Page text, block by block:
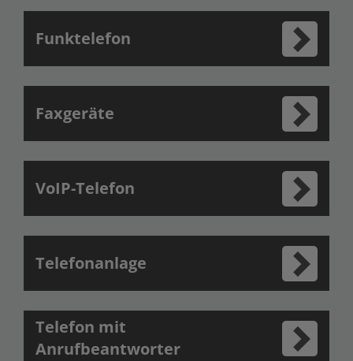
Funktelefon
Faxgeräte
VoIP-Telefon
Telefonanlage
Telefon mit
Anrufbeantworter